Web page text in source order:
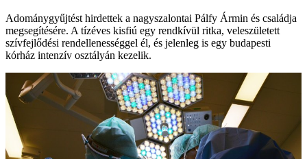
Adománygyűjtést hirdettek a nagyszalontai Pálfy Ármin és családja
megsegítésére. A tízéves kisfiú egy rendkívül ritka, veleszületett
szívfejlődési rendellenességgel él, és jelenleg is egy budapesti
kórház intenzív osztályán kezelik.